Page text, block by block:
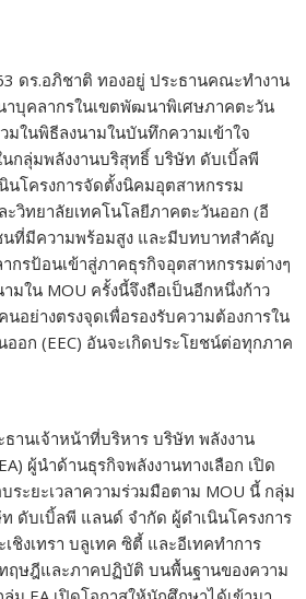
ดร.อภิชาติ ทองอยู่ ประธานคณะทำงาน
บุคลากรในเขตพัฒนาพิเศษภาคตะวัน
มในพิธีลงนามในบันทึกความเข้าใจ
นกลุ่มพลังงานบริสุทธิ์ บริษัท ดับเบิ้ลพี
นโครงการจัดตั้งนิคมอุตสาหกรรม
ะวิทยาลัยเทคโนโลยีภาคตะวันออก (อี
นที่มีความพร้อมสูง และมีบทบาทสำคัญ
กรป้อนเข้าสู่ภาคธุรกิจอุตสาหกรรมต่างๆ
มใน MOU ครั้งนี้จึงถือเป็นอีกหนึ่งก้าว
อย่างตรงจุดเพื่อรองรับความต้องการใน
อก (EEC) อันจะเกิดประโยชน์ต่อทุกภาค
านเจ้าหน้าที่บริหาร บริษัท พลังงาน
ผู้นำด้านธุรกิจพลังงานทางเลือก เปิด
ระยะเวลาความร่วมมือตาม MOU นี้ กลุ่ม
ดับเบิ้ลพี แลนด์ จำกัด ผู้ดำเนินโครงการ
ชิงเทรา บลูเทค ซิตี้ และอีเทคทำการ
ฤษฎีและภาคปฏิบัติ บนพื้นฐานของความ